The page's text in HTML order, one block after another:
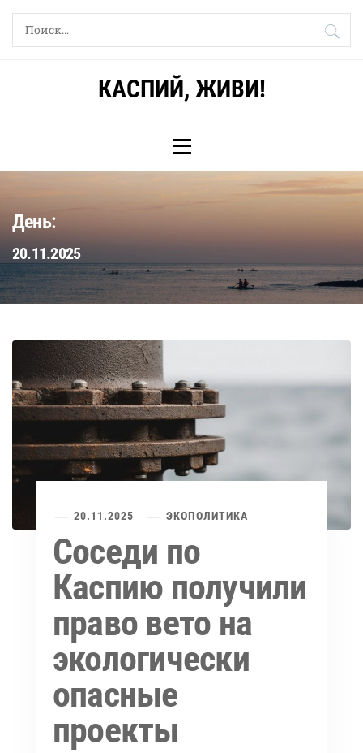
Skip
Найти:
КАСПИЙ, ЖИВИ!
Menu
День:
20.11.2025
20.11.2025 ЭКОПОЛИТИКА
Соседи по
Каспию получили
право вето на
экологически
опасные
проекты